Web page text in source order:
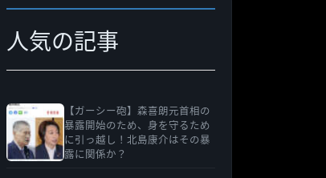
人気の記事
【ガーシー砲】森喜朗元首相の
暴露開始のため、身を守るため
に引っ越し！北島康介はその暴
露に関係か？